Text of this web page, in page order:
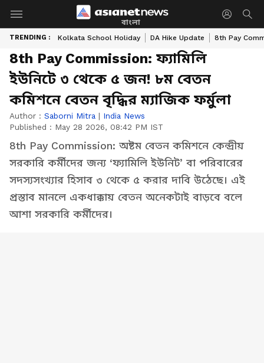
বাংলা
TRENDING : Kolkata School Holiday DA Hike Update 8th Pay
8th Pay Commission: ফ্যামিলি
ইউনিটে ৩ থেকে ৫ জন! ৮ম বেতন
কমিশনে বেতন বৃদ্ধির ম্যাজিক ফর্মুলা
Author : Saborni Mitra | India News
Published : May 28 2026, 08:42 PM IST
8th Pay Commission: অষ্টম বেতন কমিশনে কেন্দ্রীয়
সরকারি কর্মীদের জন্য ‘ফ্যামিলি ইউনিট’ বা পরিবারের
সদস্যসংখ্যার হিসাব ৩ থেকে ৫ করার দাবি উঠেছে। এই
প্রস্তাব মানলে একধাক্কায় বেতন অনেকটাই বাড়বে বলে
আশা সরকারি কর্মীদের।